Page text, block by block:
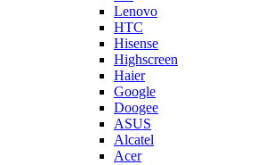
Lenovo
HTC
Hisense
Highscreen
Haier
Google
Doogee
ASUS
Alcatel
Acer